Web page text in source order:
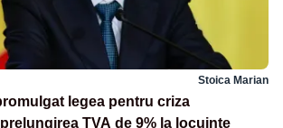
Stoica Marian
legea pentru criza
TVA de 9% la locuințe